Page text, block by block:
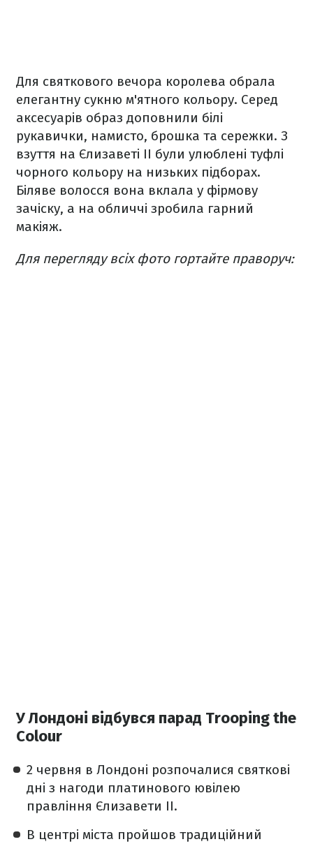
Для святкового вечора королева обрала
елегантну сукню м'ятного кольору. Серед
аксесуарів образ доповнили білі
рукавички, намисто, брошка та сережки. З
взуття на Єлизаветі II були улюблені туфлі
чорного кольору на низьких підборах.
Біляве волосся вона вклала у фірмову
зачіску, а на обличчі зробила гарний
макіяж.
Для перегляду всіх фото гортайте праворуч:
У Лондоні відбувся парад Trooping the
Colour
2 червня в Лондоні розпочалися святкові
дні з нагоди платинового ювілею
правління Єлизавети II.
В центрі міста пройшов традиційний